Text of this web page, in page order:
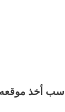
أخذ